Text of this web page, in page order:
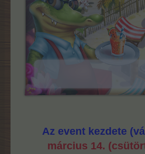
Az event kezdete
március 14.